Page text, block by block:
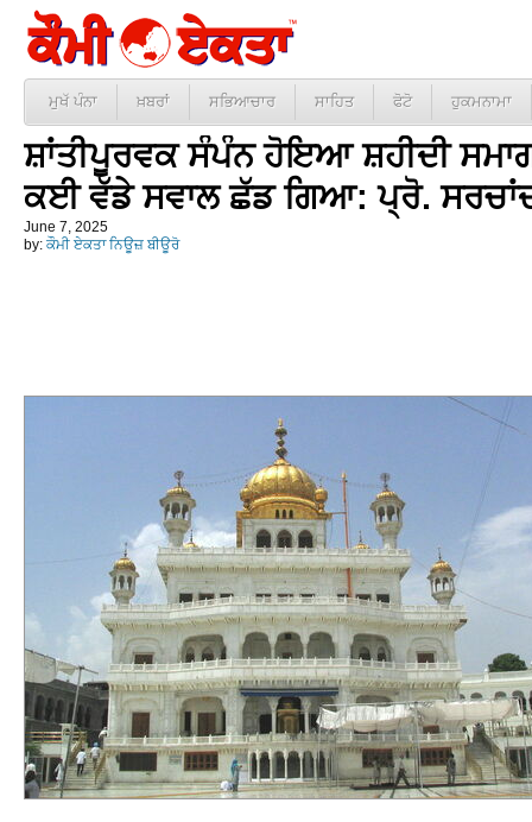
ਮੁਖੱ ਪੰਨਾ ਖ਼ਬਰਾਂ ਸਭਿਆਚਾਰ ਸਾਹਿਤ ਫੋਟੋ ਹੁਕਮਨਾਮਾ
ਸ਼ਾਂਤੀਪੂਰਵਕ ਸੰਪੰਨ ਹੋਇਆ ਸ਼ਹੀਦੀ
ਕਈ ਵੱਡੇ ਸਵਾਲ ਛੱਡ ਗਿਆ: ਪ੍ਰੋ.
June 7, 2025
by: ਕੌਮੀ ਏਕਤਾ ਨਿਊਜ਼ ਬੀਊਰੋ